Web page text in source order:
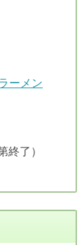
ーメン
終了）